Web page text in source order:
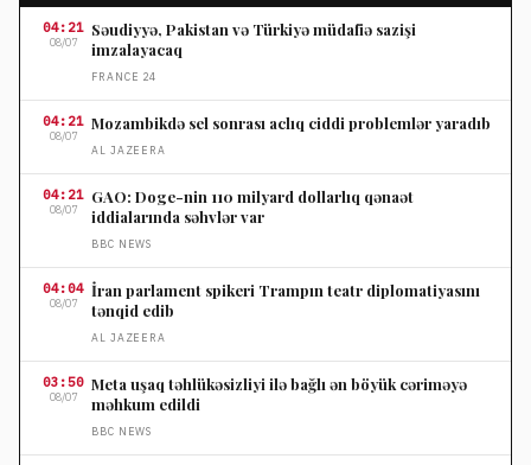
04:21
08/07
Səudiyyə, Pakistan və Türkiyə müdafiə sazişi
imzalayacaq
FRANCE 24
04:21
08/07
Mozambikdə sel sonrası aclıq ciddi problemlər yaradıb
AL JAZEERA
04:21
08/07
GAO: Doge-nin 110 milyard dollarlıq qənaət
iddialarında səhvlər var
BBC NEWS
04:04
08/07
İran parlament spikeri Trampın teatr diplomatiyasını
tənqid edib
AL JAZEERA
03:50
08/07
Meta uşaq təhlükəsizliyi ilə bağlı ən böyük cəriməyə
məhkum edildi
BBC NEWS